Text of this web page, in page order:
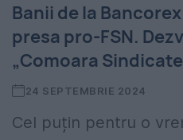
Banii de la
presa pro-FSN.
„Comoara
24 SEPTEMBRIE 2024
Cel puțin pentru o